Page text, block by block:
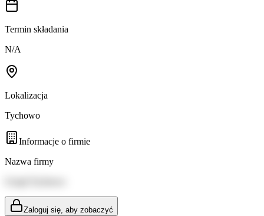
Termin składania
N/A
Lokalizacja
Tychowo
Informacje o firmie
Nazwa firmy
Zaloguj się, aby zobaczyć